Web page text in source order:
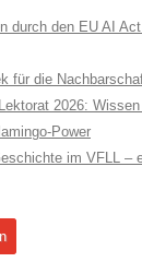
durch den EU AI
für die
2026:
Power
im VFLL –